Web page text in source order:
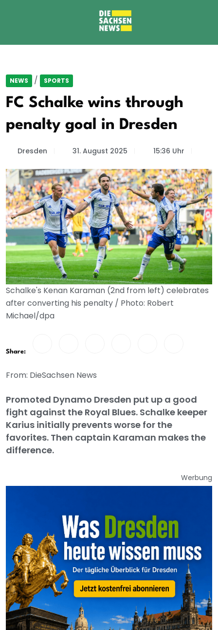
NEWS / SPORTS
FC Schalke wins through
penalty goal in Dresden
Dresden 31. August 2025 15:36 Uhr
Schalke's Kenan Karaman (2nd from left) celebrates
after converting his penalty / Photo: Robert
Michael/dpa
Share:
From: DieSachsen News
Promoted Dynamo Dresden put up a good
fight against the Royal Blues. Schalke keeper
Karius initially prevents worse for the
favorites. Then captain Karaman makes the
difference.
Werbung